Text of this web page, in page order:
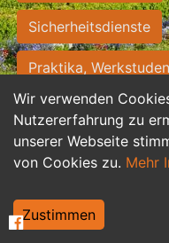
Wir verwenden
Nutzererfahrung zu
unserer Webseite
von Cookies zu. Mehr
Zustimmen
Sicherheitsdienste
Praktika,
Personalwesen
Hilfskräfte, Aushilfs-
Weiterbildung,